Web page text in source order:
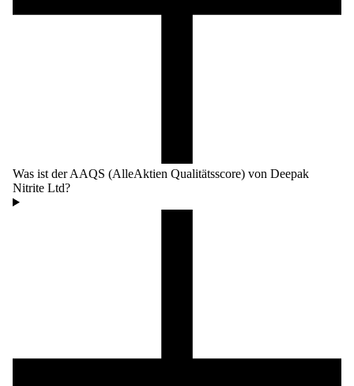
Was ist der AAQS (AlleAktien Qualitätsscore) von Deepak
Nitrite Ltd?